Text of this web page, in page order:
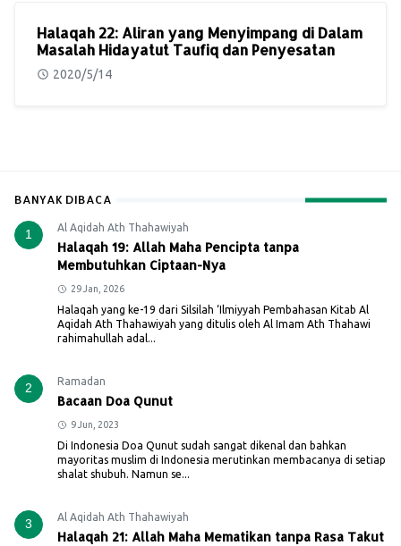
Halaqah 22: Aliran yang Menyimpang di Dalam
Masalah Hidayatut Taufiq dan Penyesatan
2020/5/14
BANYAK DIBACA
1 Al Aqidah Ath Thahawiyah
Halaqah 19: Allah Maha Pencipta tanpa
Membutuhkan Ciptaan-Nya
29 Jan, 2026
Halaqah yang ke-19 dari Silsilah ‘Ilmiyyah Pembahasan Kitab Al
Aqidah Ath Thahawiyah yang ditulis oleh Al Imam Ath Thahawi
rahimahullah adal...
2 Ramadan
Bacaan Doa Qunut
9 Jun, 2023
Di Indonesia Doa Qunut sudah sangat dikenal dan bahkan
mayoritas muslim di Indonesia merutinkan membacanya di setiap
shalat shubuh. Namun se...
3 Al Aqidah Ath Thahawiyah
Halaqah 21: Allah Maha Mematikan tanpa Rasa Takut